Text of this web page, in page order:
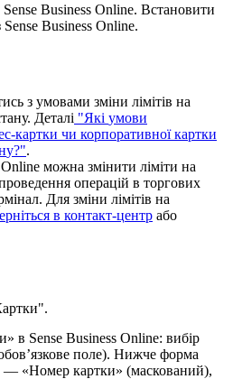
Sense Business Online. Встановити
Sense Business Online.
ись з умовами зміни лімітів на
тану. Деталі "Які умови
с-картки чи корпоративної картки
у?".
Online можна змінити ліміти на
роведення операцій в торгових
мінал. Для зміни лімітів на
ерніться в контакт-центр або
артки".